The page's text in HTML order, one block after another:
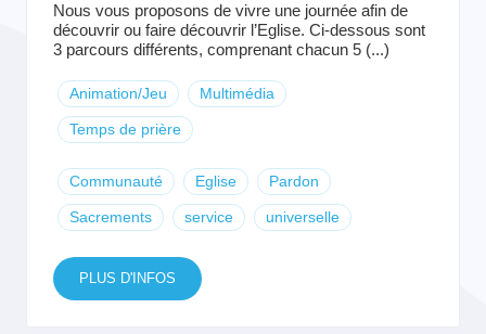
Nous vous proposons de vivre une journée afin de
découvrir ou faire découvrir l’Eglise. Ci-dessous sont
3 parcours différents, comprenant chacun 5 (...)
Animation/Jeu Multimédia
Temps de prière
Communauté Eglise Pardon
Sacrements service universelle
PLUS D'INFOS